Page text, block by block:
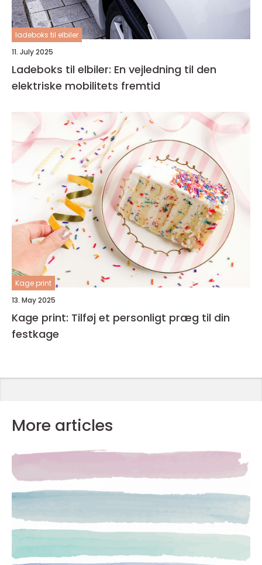
ladeboks til elbiler
11. July 2025
Ladeboks til elbiler: En vejledning til den
elektriske mobilitets fremtid
Kage print
13. May 2025
Kage print: Tilføj et personligt præg til din
festkage
More articles